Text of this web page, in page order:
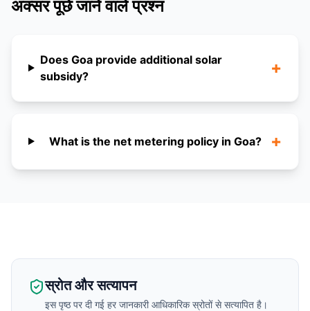
अक्सर पूछे जाने वाले प्रश्न
Does Goa provide additional solar
subsidy?
+
What is the net metering policy in Goa? +
स्रोत और सत्यापन
इस पृष्ठ पर दी गई हर जानकारी आधिकारिक स्रोतों से सत्यापित है।